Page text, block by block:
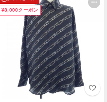
¥8,000クーポン